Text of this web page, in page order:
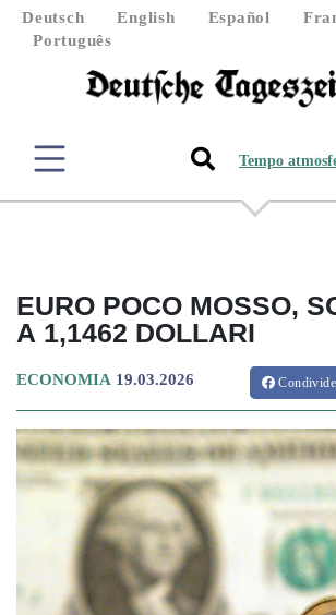
Deutsch English Español
Português
Tempo
EURO POCO MOSSO,
A 1,1462 DOLLARI
ECONOMIA 19.03.2026